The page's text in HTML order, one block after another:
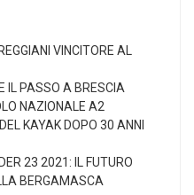
VINCITORE AL
IL PASSO A BRESCIA
NAZIONALE A2
KAYAK DOPO 30 ANNI
23 2021: IL FUTURO
BERGAMASCA